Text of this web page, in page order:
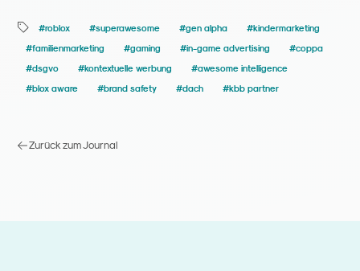
#roblox #superawesome #gen alpha #kindermarketing
#familienmarketing #gaming #in-game advertising #coppa
#dsgvo #kontextuelle werbung #awesome intelligence
#blox aware #brand safety #dach #kbb partner
Zurück zum Journal